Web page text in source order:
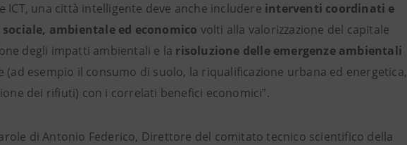
una città intelligente deve anche includere interventi coordinati e
ambientale ed economico volti alla valorizzazione del capitale
degli impatti ambientali e la risoluzione delle emergenze ambientali
esempio il consumo di suolo, la riqualificazione urbana ed energetica,
dei rifiuti) con i correlati benefici economici”.
di Antonio Federico, Direttore del comitato tecnico scientifico della